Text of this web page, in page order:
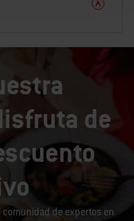
de
de expertos en